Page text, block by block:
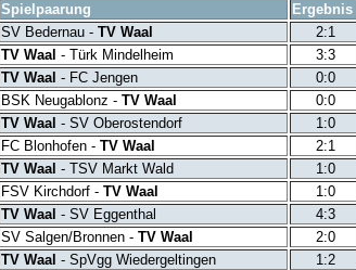
Spielpaarung Ergebnis
SV Bedernau - TV Waal 2:1
TV Waal - Türk Mindelheim 3:3
TV Waal - FC Jengen
0:0
BSK Neugablonz - TV Waal
0:0
TV Waal - SV Oberostendorf 1:0
FC Blonhofen -TV Waal 2:1
TV Waal - TSV Markt Wald 1:0
FSV Kirchdorf - TV Waal
1:0
TV Waal - SV Eggenthal 4:3
SV Salgen/Bronnen - TV Waal
2:0
TV Waal - SpVgg Wiedergeltingen 1:2